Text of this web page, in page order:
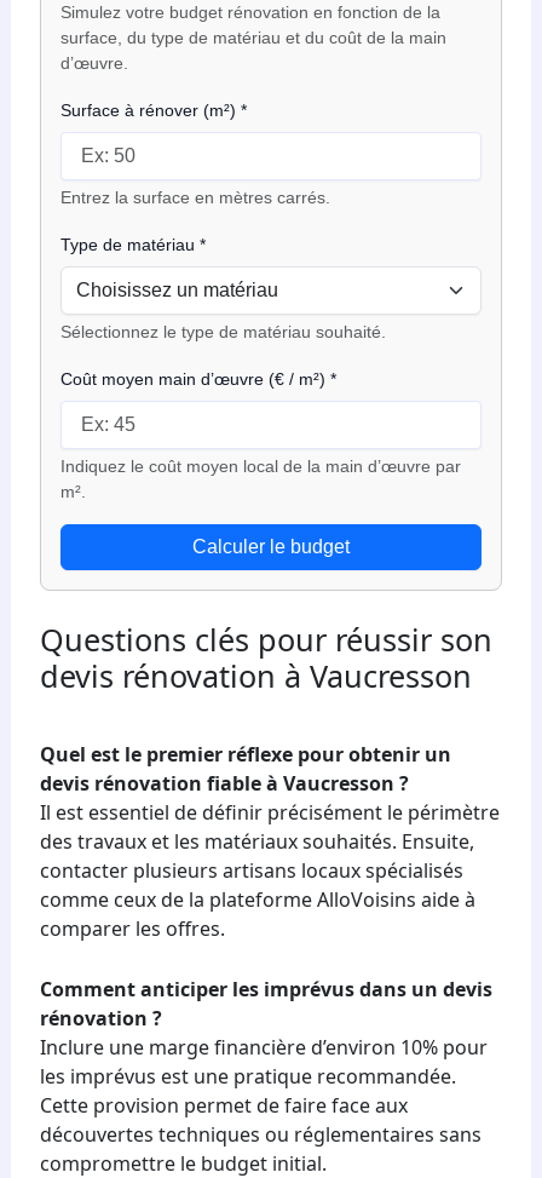
Simulez votre budget rénovation en fonction de la
surface, du type de matériau et du coût de la main
d’œuvre.
Surface à rénover (m²) *
Entrez la surface en mètres carrés.
Type de matériau *
Sélectionnez le type de matériau souhaité.
Coût moyen main d’œuvre (€ / m²) *
Indiquez le coût moyen local de la main d’œuvre par
m².
Calculer le budget
Questions clés pour réussir son
devis rénovation à Vaucresson
Quel est le premier réflexe pour obtenir un
devis rénovation fiable à Vaucresson ?
Il est essentiel de définir précisément le périmètre
des travaux et les matériaux souhaités. Ensuite,
contacter plusieurs artisans locaux spécialisés
comme ceux de la plateforme AlloVoisins aide à
comparer les offres.
Comment anticiper les imprévus dans un devis
rénovation ?
Inclure une marge financière d’environ 10% pour
les imprévus est une pratique recommandée.
Cette provision permet de faire face aux
découvertes techniques ou réglementaires sans
compromettre le budget initial.